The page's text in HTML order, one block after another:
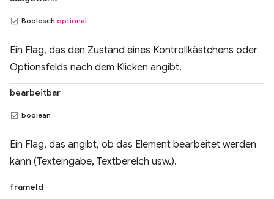
Boolesch optional
Ein Flag, das den Zustand eines Kontrollkästchens oder
Optionsfelds nach dem Klicken angibt.
bearbeitbar
boolean
Ein Flag, das angibt, ob das Element bearbeitet werden
kann (Texteingabe, Textbereich usw.).
frameId